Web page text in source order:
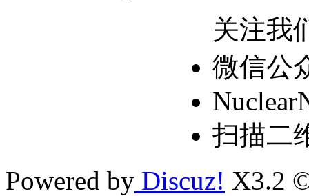
关注我
微信公
扫描二
Powered by Discuz! X3.2